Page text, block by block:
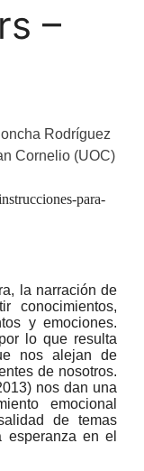
–
Rodríguez
Cornelio (UOC)
para-
la narración de
conocimientos,
y emociones.
lo que resulta
nos alejan de
de nosotros.
nos dan una
emocional
de temas
esperanza en el